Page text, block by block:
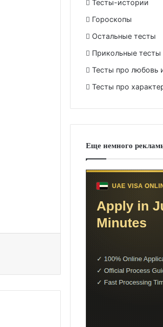
Тесты-истории
Гороскопы
Остальные тесты
Прикольные тесты
Тесты про любовь
Тесты про
Еще немного